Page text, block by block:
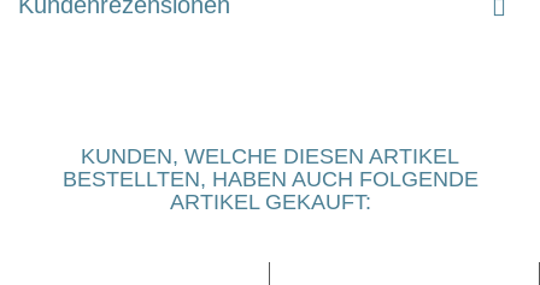
Kundenrezensionen
KUNDEN, WELCHE DIESEN ARTIKEL
BESTELLTEN, HABEN AUCH FOLGENDE
ARTIKEL GEKAUFT: